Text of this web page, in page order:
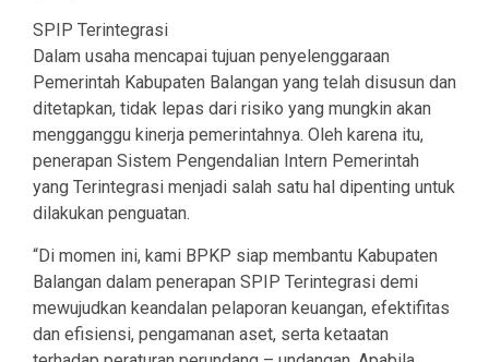
SPIP Terintegrasi
Dalam usaha mencapai tujuan penyelenggaraan
Pemerintah Kabupaten Balangan yang telah disusun dan
ditetapkan, tidak lepas dari risiko yang mungkin akan
mengganggu kinerja pemerintahnya. Oleh karena itu,
penerapan Sistem Pengendalian Intern Pemerintah
yang Terintegrasi menjadi salah satu hal dipenting untuk
dilakukan penguatan.
“Di momen ini, kami BPKP siap membantu Kabupaten
Balangan dalam penerapan SPIP Terintegrasi demi
mewujudkan keandalan pelaporan keuangan, efektifitas
dan efisiensi, pengamanan aset, serta ketaatan